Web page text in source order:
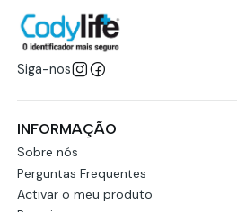
Siga-nos
INFORMAÇÃO
Sobre nós
Perguntas Frequentes
Activar o meu produto